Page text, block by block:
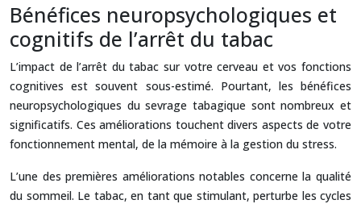
Bénéfices neuropsychologiques et
cognitifs de l’arrêt du tabac
L’impact de l’arrêt du tabac sur votre cerveau et vos fonctions
cognitives est souvent sous-estimé. Pourtant, les bénéfices
neuropsychologiques du sevrage tabagique sont nombreux et
significatifs. Ces améliorations touchent divers aspects de votre
fonctionnement mental, de la mémoire à la gestion du stress.
L’une des premières améliorations notables concerne la qualité
du sommeil. Le tabac, en tant que stimulant, perturbe les cycles